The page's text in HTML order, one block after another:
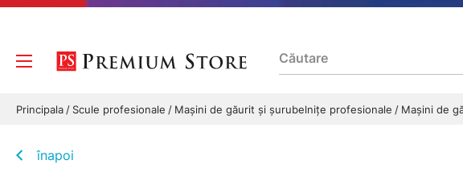
Principala Scule profesionale Mașini de găurit și șurubelnițe profesionale Maşini de
înapoi